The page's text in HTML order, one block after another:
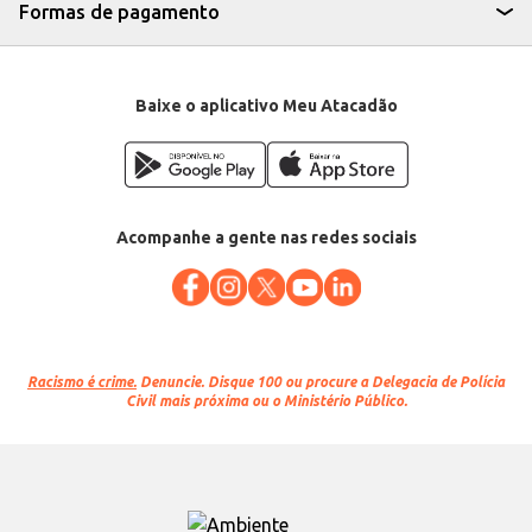
Formas de pagamento
Baixe o aplicativo Meu Atacadão
Acompanhe a gente nas redes sociais
Racismo é crime. Denuncie. Disque 100 ou procure a Delegacia de Polícia
Civil mais próxima ou o Ministério Público.